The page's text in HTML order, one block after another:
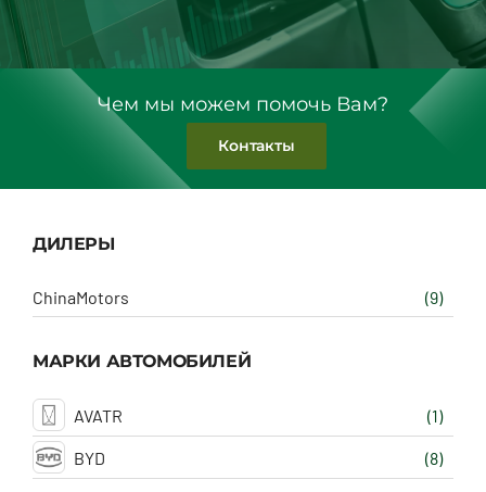
Чем мы можем помочь Вам?
Контакты
ДИЛЕРЫ
ChinaMotors (9)
МАРКИ АВТОМОБИЛЕЙ
AVATR (1)
BYD (8)